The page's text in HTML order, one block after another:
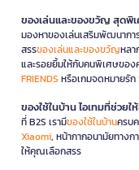
ของเล่นและของขวัญ สุดพิ
มองหาของเล่นเสริมพัฒนาก
สรรของเล่นและของขวัญหลา
และรอยยิ้มให้กับคนพิเศษของ
FRIENDS หรือเกมจดหมายรัก
ของใช้ในบ้าน ไอเทมที่ช่วย
ที่ B2S เรามีของใช้ในบ้านครบ
Xiaomi, หน้ากากอนามัยทาง
ให้คุณเลือกสรร